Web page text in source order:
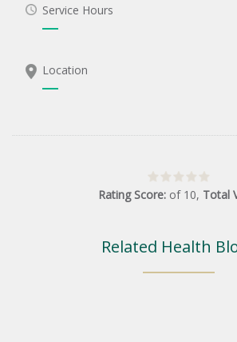
Service Hours
Location
Rating Score: of 10, Total
Related Health